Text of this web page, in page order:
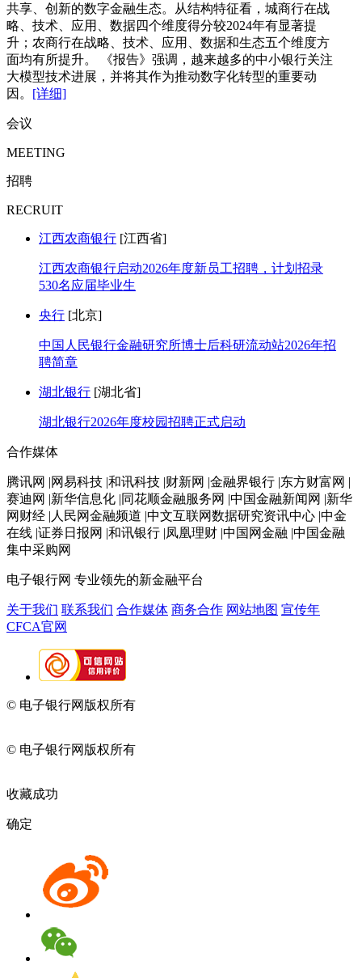
共享、创新的数字金融生态。从结构特征看，城商行在战
略、技术、应用、数据四个维度得分较2024年有显著提
升；农商行在战略、技术、应用、数据和生态五个维度方
面均有所提升。 《报告》强调，越来越多的中小银行关注
大模型技术进展，并将其作为推动数字化转型的重要动
因。 [详细]
会议
MEETING
招聘
RECRUIT
江西农商银行 [江西省]
江西农商银行启动2026年度新员工招聘，计划招录
530名应届毕业生
央行 [北京]
中国人民银行金融研究所博士后科研流动站2026年招
聘简章
湖北银行 [湖北省]
湖北银行2026年度校园招聘正式启动
合作媒体
腾讯网 |网易科技 |和讯科技 |财新网 |金融界银行 |东方财富网 |
赛迪网 |新华信息化 |同花顺金融服务网 |中国金融新闻网 |新华
网财经 |人民网金融频道 |中文互联网数据研究资讯中心 |中金
在线 |证券日报网 |和讯银行 |凤凰理财 |中国网金融 |中国金融
集中采购网
电子银行网 专业领先的新金融平台
关于我们 联系我们 合作媒体 商务合作 网站地图 宣传年
CFCA官网
© 电子银行网版权所有
© 电子银行网版权所有
收藏成功
确定